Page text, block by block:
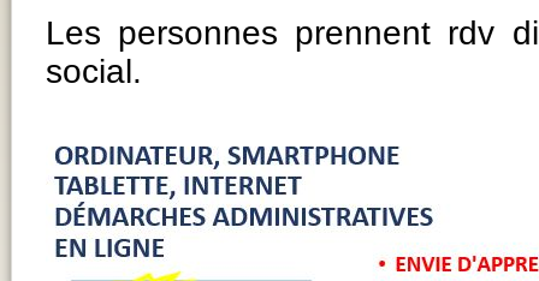
Les personnes prennent rdv
social.